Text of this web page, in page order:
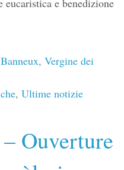
eucaristica e benedizione
, Vergine dei
, Ultime notizie
Ouverture